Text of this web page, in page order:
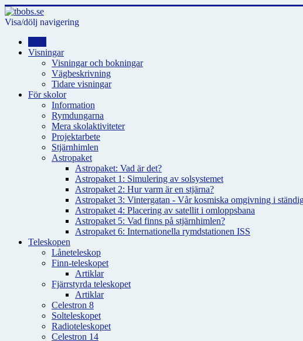
Visa/dölj navigering
Visningar
Visningar och bokningar
Vägbeskrivning
Tidare visningar
För skolor
Information
Rymdungarna
Mera skolaktiviteter
Projektarbete
Stjärnhimlen
Astropaket
Astropaket: Vad är det?
Astropaket 1: Simulering av solsystemet
Astropaket 2: Hur varm är en stjärna?
Astropaket 3: Vintergatan - Vår kosmiska omgivning i
Astropaket 4: Placering av satellit i omloppsbana
Astropaket 5: Vad finns på stjärnhimlen?
Astropaket 6: Internationella rymdstationen ISS
Teleskopen
Låneteleskop
Finn-teleskopet
Artiklar
Fjärrstyrda teleskopet
Artiklar
Celestron 8
Solteleskopet
Radioteleskopet
Celestron 14